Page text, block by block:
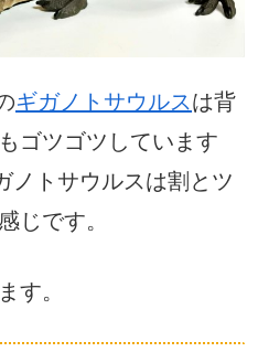
ギガノトサウルスは背
ゴツゴツしています
ノトサウルスは割とツ
じです。
す。